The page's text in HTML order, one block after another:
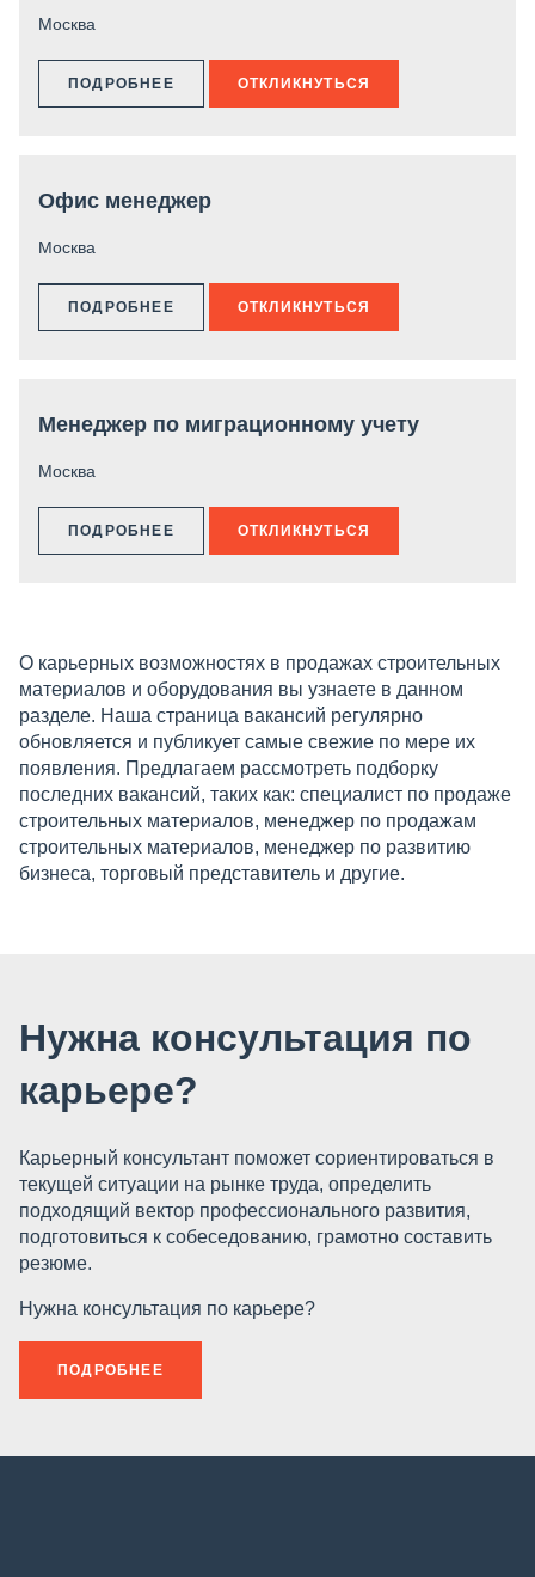
Москва
ПОДРОБНЕЕ ОТКЛИКНУТЬСЯ
Офис менеджер
Москва
ПОДРОБНЕЕ ОТКЛИКНУТЬСЯ
Менеджер по миграционному учету
Москва
ПОДРОБНЕЕ ОТКЛИКНУТЬСЯ
О карьерных возможностях в продажах строительных
материалов и оборудования вы узнаете в данном
разделе. Наша страница вакансий регулярно
обновляется и публикует самые свежие по мере их
появления. Предлагаем рассмотреть подборку
последних вакансий, таких как: специалист по продаже
строительных материалов, менеджер по продажам
строительных материалов, менеджер по развитию
бизнеса, торговый представитель и другие.
Нужна консультация по
карьере?
Карьерный консультант поможет сориентироваться в
текущей ситуации на рынке труда, определить
подходящий вектор профессионального развития,
подготовиться к собеседованию, грамотно составить
резюме.
Нужна консультация по карьере?
ПОДРОБНЕЕ